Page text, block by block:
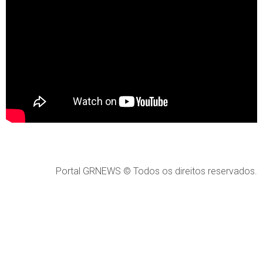
Portal GRNEWS © Todos os direitos reservados.